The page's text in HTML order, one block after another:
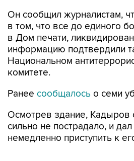
Он сообщил журналистам,
в том, что все до единого
в Дом печати,
информацию подтвердили
Национальном
комитете.
Ранее сообщалось о семи
Осмотрев здание, Кадыров
сильно не пострадало, и
немедленно приступить к